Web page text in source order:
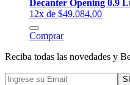
Decanter Opening 0.9
12x de $49.084,00
Comprar
Reciba todas las novedades y